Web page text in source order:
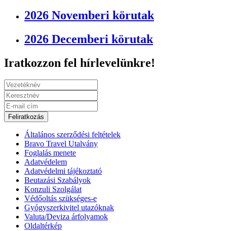
2026 Novemberi körutak
2026 Decemberi körutak
Iratkozzon fel hírlevelünkre!
Feliratkozás
Általános szerződési feltételek
Bravo Travel Utalvány
Foglalás menete
Adatvédelem
Adatvédelmi tájékoztató
Beutazási Szabályok
Konzuli Szolgálat
Védőoltás szükséges-e
Gyógyszerkivitel utazóknak
Valuta/Deviza árfolyamok
Oldaltérkép